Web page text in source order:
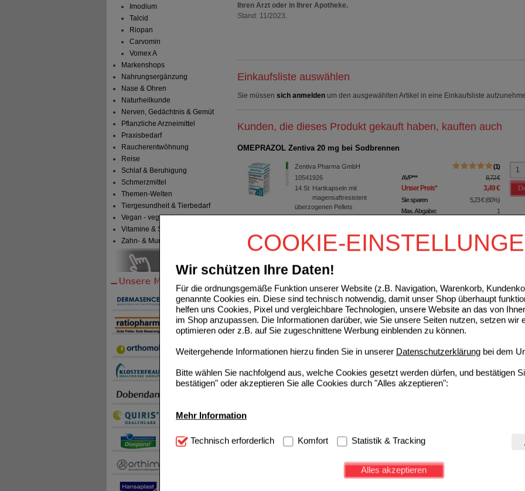
COOKIE-
Wir schützen Ihre Daten!
Für die ordnungsgemäße Funktion unserer Website (z.B. Navigation, Warenkorb,
genannte Cookies ein. Diese sind technisch notwendig, damit unser Shop überhaupt
helfen uns Cookies, Pixel und vergleichbare Technologien, unsere Website an das von
im Shop anzupassen. Die Informationen darüber, wie Sie unsere Seiten nutzen, setzen wir
optimieren oder z.B. auf Sie zugeschnittene Werbung einblenden zu können.
Weitergehende Informationen hierzu finden Sie in unserer Datenschutzerklärung bei dem
Bitte wählen Sie nachfolgend aus, welche Cookies gesetzt werden dürfen, und bestätigen
bestätigen" oder akzeptieren Sie alle Cookies durch "Alles akzeptieren":
Mehr Information
Technisch Notwendig: Hierbei handelt es sich um Cookies, die für die Grundfunktionen
notwendig sind (z.B. Navigation, Warenkorb, Kundenkonto), weshalb auf diese nicht
Diese Cookies werden genutzt um das Einkaufserlebnis noch ansprechender zu
beispielsweise für die Wiedererkennung des Besuchers oder unsere Seite an bevorzugte
Technisch erforderlich Komfort Statistik & Tracking
Alles akzeptieren
Imodium
Talcid
Riopan
Carvomin
Vomex A
Markenshops
Nahrungsergänzung
Nase & Ohren
Naturheilkunde
Nerven, Gedächtnis & Gemüt
Pflanzliche Arzneimittel
Praxisbedarf
Raucherentwöhnung
Reise
Schlaf & Beruhigung
Schmerzmittel
Themen-Welten
Tiergesundheit & Tierbedarf
Vegan - vegetarisch
Vitamine & Sport
Zahn- & Mundpflege
Ihren Arzt oder in Ihrer Apotheke.
Stand: 11/2023.
Einkaufsliste auswählen
Sie müssen sich anmelden um den ausgewählten Artikel in eine Einkaufsliste
Kunden, die dieses Produkt gekauft haben, kauften auch
OMEPRAZOL Zentiva 20 mg bei Sodbrennen
Zentiva Pharma GmbH
10541926
14St Hartkapseln mit
magensaftresistent
überzogenen Pellets
1
AVP*** 8,72 €
Unser Preis* 3,49 €
Sie sparen 5,23 €(60%)
Max. Abgabe:
1
IBUARISTO akut 400 mg Filmtabletten
16160295
Sie sparen 5,58 € 70%)
Max. Abgabe:
2
IBUPROFEN Heumann Schmerztabletten 400 mg
HEUMANN PHARMA GmbH &
Co. Generica KG
07728561
50 St Filmtabletten
UVP**
Unser Preis* 2,49 €
Sie sparen